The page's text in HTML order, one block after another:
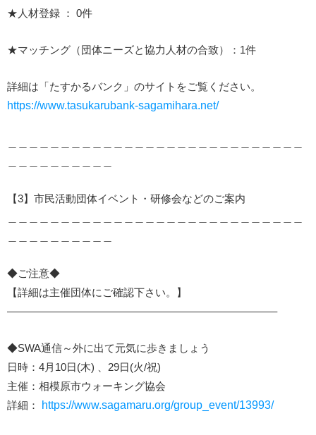
★人材登録 ： 0件
★マッチング（団体ニーズと協力人材の合致）：1件
詳細は「たすかるバンク」のサイトをご覧ください。
https://www.tasukarubank-sagamihara.net/
【3】市民活動団体イベント・研修会などのご案内
◆ご注意◆
【詳細は主催団体にご確認下さい。】
—————————————————————————–
◆SWA通信～外に出て元気に歩きましょう
日時：4月10日(木) 、29日(火/祝)
主催：相模原市ウォーキング協会
詳細：
https://www.sagamaru.org/group_event/13993/